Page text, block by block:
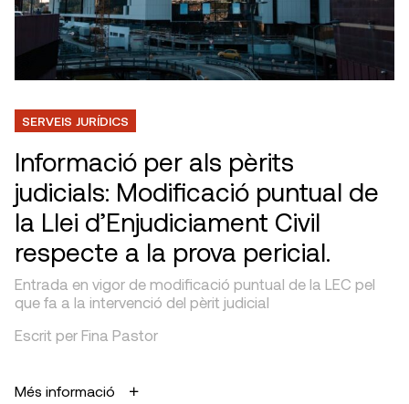
SERVEIS JURÍDICS
Informació per als pèrits
judicials: Modificació puntual de
la Llei d’Enjudiciament Civil
respecte a la prova pericial.
Entrada en vigor de modificació puntual de la LEC pel
que fa a la intervenció del pèrit judicial
Escrit per Fina Pastor
Més informació